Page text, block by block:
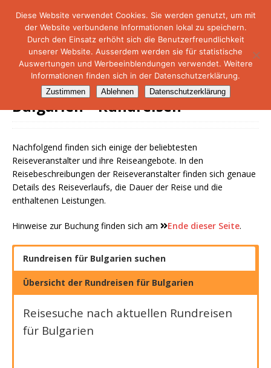
NetMare-Reiseportal
Bulgarien – Rundreisen
Nachfolgend finden sich einige der beliebtesten
Reiseveranstalter und ihre Reiseangebote. In den
Reisebeschreibungen der Reiseveranstalter finden sich genaue
Details des Reiseverlaufs, die Dauer der Reise und die
enthaltenen Leistungen.
Hinweise zur Buchung finden sich am Ende dieser Seite.
Rundreisen für Bulgarien suchen
Übersicht der Rundreisen für Bulgarien
Reisesuche nach aktuellen Rundreisen
für Bulgarien
Diese Website verwendet Cookies. Sie werden genutzt, um mit
der Website verbundene Informationen lokal zu speichern.
Durch den Einsatz erhöht sich die Benutzerfreundlichkeit
unserer Website. Ausserdem werden sie für statistische
Auswertungen und Werbeeinblendungen verwendet. Weitere
Informationen finden sich in der Datenschutzerklärung.
Zustimmen Ablehnen Datenschutzerklärung